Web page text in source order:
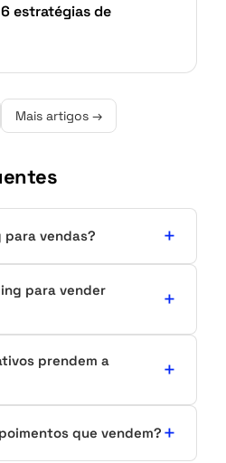
estratégias de
Mais artigos →
vendas?
para vender
prendem a
que vendem?